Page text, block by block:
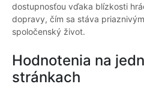
dostupnosťou vďaka blízkosti
dopravy, čím sa stáva
spoločenský život.
Hodnotenia na
stránkach